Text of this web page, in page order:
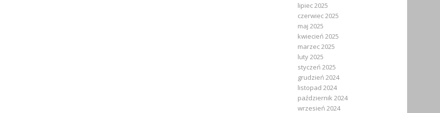
lipiec 2025
czerwiec 2025
maj 2025
kwiecień 2025
marzec 2025
luty 2025
styczeń 2025
grudzień 2024
listopad 2024
październik 2024
wrzesień 2024